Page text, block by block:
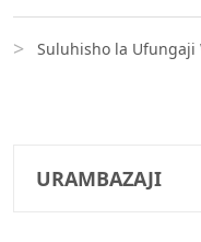
Suluhisho la Ufungaji
URAMBAZAJI